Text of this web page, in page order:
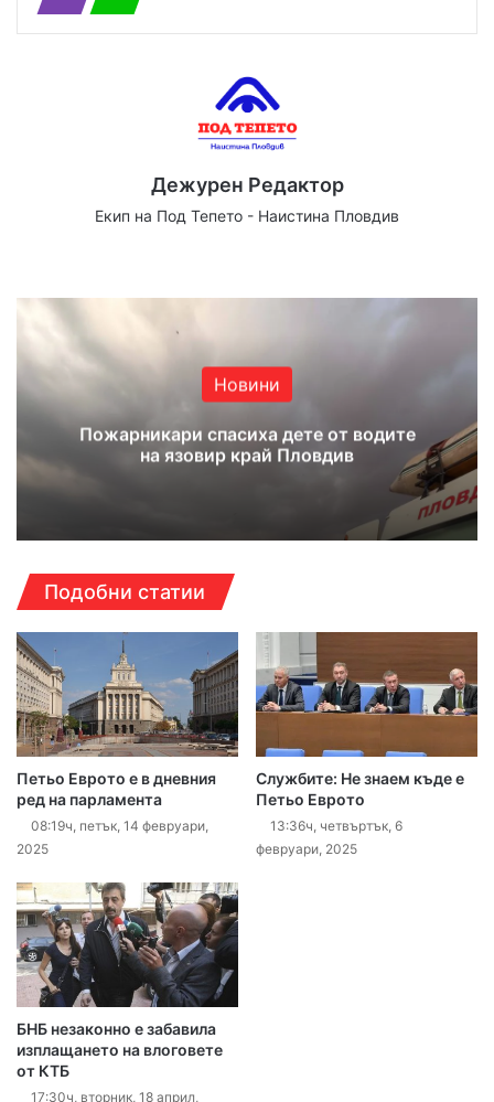
Дежурен Редактор
Екип на Под Тепето - Наистина Пловдив
Новини
Пожарникари спасиха дете от водите
на язовир край Пловдив
Подобни статии
Петьо Еврото е в дневния
ред на парламента
08:19ч, петък, 14 февруари,
2025
Службите: Не знаем къде е
Петьо Еврото
13:36ч, четвъртък, 6
февруари, 2025
БНБ незаконно е забавила
изплащането на влоговете
от КТБ
17:30ч, вторник, 18 април,